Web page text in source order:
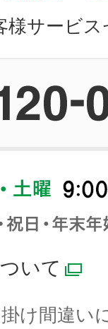
様サービ
いて
け間違い